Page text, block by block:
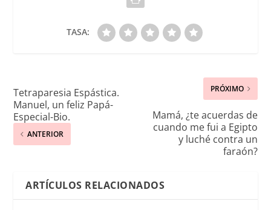
TASA:
Tetraparesia Espástica.
Manuel, un feliz Papá-
Especial-Bio.
ANTERIOR
PRÓXIMO
Mamá, ¿te acuerdas de
cuando me fui a Egipto
y luché contra un
faraón?
ARTÍCULOS RELACIONADOS